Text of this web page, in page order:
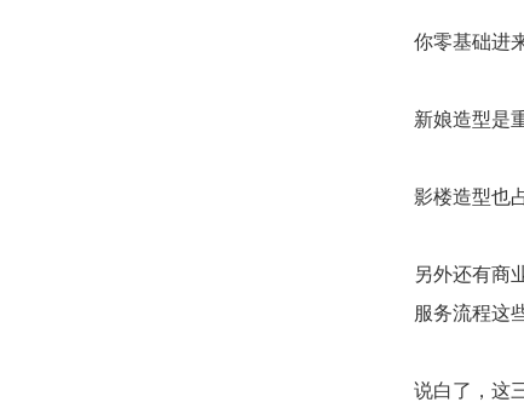
你零基础进
新娘造型是
影楼造型也
另外还有商
服务流程这
说白了，这